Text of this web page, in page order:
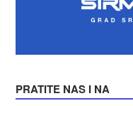
PRATITE NAS I NA